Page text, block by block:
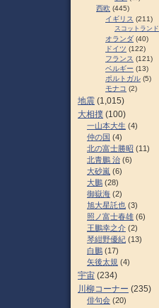
西欧 (445)
イギリス (211)
スコットランド
オランダ (40)
ドイツ (122)
フランス (121)
ベルギー (13)
ポルトガル (5)
モナコ (2)
地震 (1,015)
大相撲 (100)
一山本大生 (4)
仲の国 (4)
北の富士勝昭 (11)
北青鵬 治 (6)
大砂嵐 (6)
大鵬 (28)
御嶽海 (2)
旭大星託也 (3)
照ノ富士春雄 (6)
王鵬幸之介 (2)
琴紺野優紀 (13)
白鵬 (17)
矢後太規 (4)
宇宙 (234)
川柳コーナー (235)
俳句会 (20)